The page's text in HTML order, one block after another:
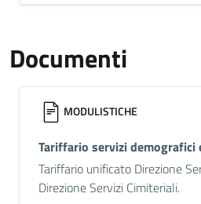
Documenti
MODULISTICHE
Tariffario servizi demografici
Tariffario unificato Direzione
Direzione Servizi Cimiteriali.